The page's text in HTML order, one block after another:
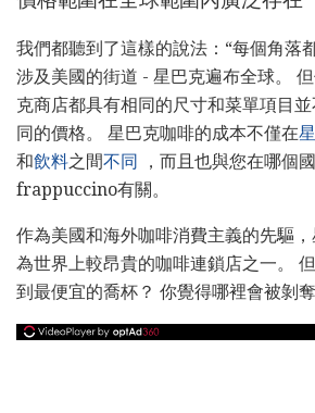
我們都聽到了這樣的說法：“每個角落
涉及美國的街道 - 星巴克遍布全球。
克商店都具有相同的尺寸和菜單項目
同的價格。 星巴克咖啡的成本不僅在
和飲料之間不同 ，而且也與您在哪個
frappuccino有關。
作為美國和海外咖啡消費主義的先驅
為世界上較昂貴的咖啡連鎖店之一。
到最便宜的喬杯？ 你覺得哪裡會被剝